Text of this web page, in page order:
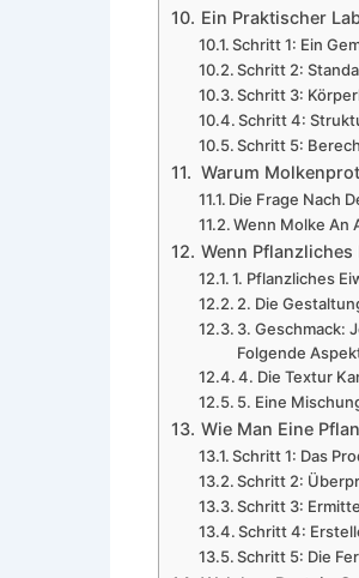
Ein Praktischer
Schritt 1: Ein
Schritt 2:
Schritt 3:
Schritt 4:
Schritt 5:
Warum
Die Frage Nach
Wenn Molke An
Wenn
1. Pflanzliches
2. Die
3. Geschmack:
Folgende
4. Die Textur
5. Eine
Wie Man Eine
Schritt 1: Das
Schritt 2:
Schritt 3:
Schritt 4:
Schritt 5: Die